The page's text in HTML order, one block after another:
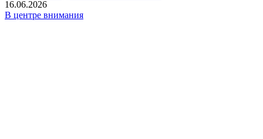
16.06.2026
В центре внимания